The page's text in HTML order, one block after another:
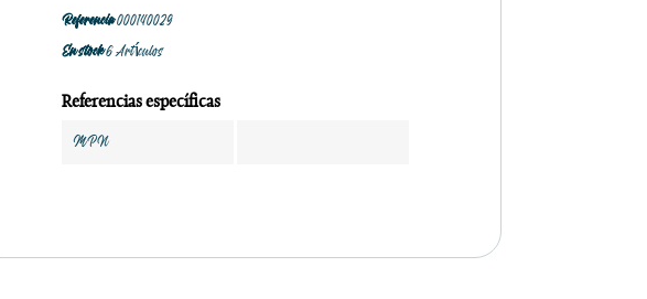
Referencia000140029
En stock6 Artículos
Referencias específicas
MPN